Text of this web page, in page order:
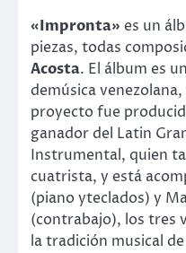
«Impronta» es un
piezas, todas
Acosta. El álbum es
demúsica
proyecto fue
ganador del Latin
Instrumental, quien
cuatrista, y está
(piano yteclados) y
(contrabajo), los tres
la tradición musical